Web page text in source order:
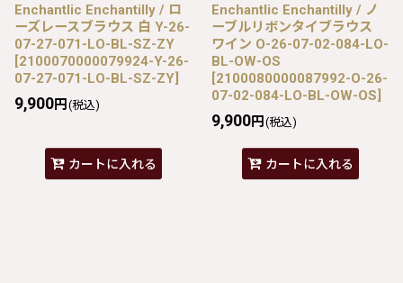
Enchantlic Enchantilly / ロ
ーズレースブラウス 白 Y-26-
07-27-071-LO-BL-SZ-ZY
[2100070000079924-Y-26-
07-27-071-LO-BL-SZ-ZY]
9,900円 (税込)
カートに入れる
Enchantlic Enchantilly / ノ
ーブルリボンタイブラウス
ワイン O-26-07-02-084-LO-
BL-OW-OS
[2100080000087992-O-26-
07-02-084-LO-BL-OW-OS]
9,900円 (税込)
カートに入れる